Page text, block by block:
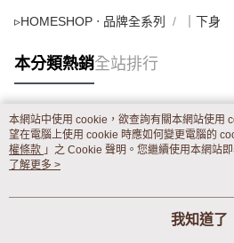
▹HOMESHOP ‧ 品牌全系列 ｜下身
本分類熱銷全站排行
熱門標籤
本網站中使用 cookie，欲查詢有關本網站使用
望在電腦上使用 cookie 時應如何變更電腦的
權條款 」之 Cookie 聲明。您繼續使用本網站
用條款之 Cookie 聲明使用 cookie。
了解更多 >
我知道了